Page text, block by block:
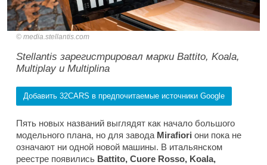
media.stellantis.com
Stellantis зарегистрировал марки Battito, Koala,
Multiplay и Multiplina
Добавить 32CARS в предпочитаемые источники Google
Пять новых названий выглядят как начало большого
модельного плана, но для завода Mirafiori они пока не
означают ни одной новой машины. В итальянском
реестре появились Battito, Cuore Rosso, Koala,